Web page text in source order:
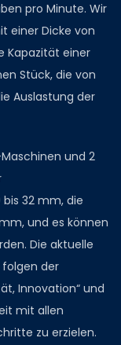
pro Minute. Wir
einer Dicke von
Kapazität einer
Stück, die von
Auslastung der
und 2
32 mm, die
und es können
Die aktuelle
folgen der
Innovation“ und
mit allen
zu erzielen.